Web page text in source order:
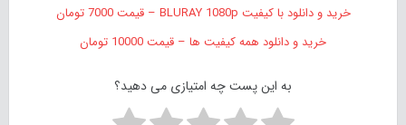
خرید و دانلود با کیفیت BLURAY 1080p – قیمت 7000 تومان
خرید و دانلود همه کیفیت ها – قیمت 10000 تومان
به این پست چه امتیازی می دهید؟